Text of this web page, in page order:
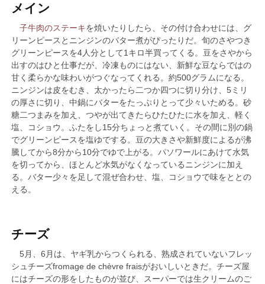
メイン
子牛肉のステーキを焼いたりしたら、その付け合わせには、グ
リーンピースとニンジンのバター煮がぴったりだ。旬のさやつき
グリーンピースを4人分として1キロ半買ってくる。豆をさやから
出すのはひと仕事だが、冷凍ものにはない、新鮮な豆ならではの
甘く柔らかな味わいがつぐなってくれる。約500グラムになる。
ニンジンは皮をむき、太かったら二つか四つに切り分け、5ミリ
の厚さに切り、中鍋にバターをたっぷりとって少々いためる。砂
糖二つまみを加え、つやが出てきたらひたひたに水を加え、軽く
塩、コショウ。ふたをし15分ちょっと煮ていく。その間に別の鍋
でグリーンピースを塩ゆでする。豆の大きさや新鮮度によるが沸
騰してから8分から10分でゆで上がる。パソワールにあけて水気
を切ってから、ほとんど水気がなくなっているニンジンに加え
る。バター少々を足して混ぜ合わせ、塩、コショウで味をととの
える。
チーズ
5月、6月は、ヤギ乳からつくられる、熟成されていないフレッ
シュチーズfromage de chèvre fraisがおいしいときだ。チーズ屋
にはチーズの形をしたものが並び、スーパーでは生クリームのご